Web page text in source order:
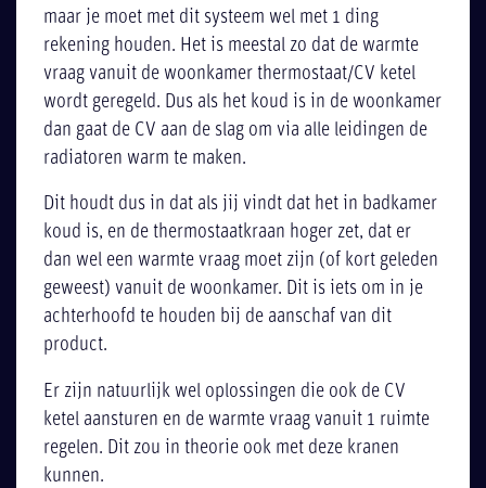
maar je moet met dit systeem wel met 1 ding
rekening houden. Het is meestal zo dat de warmte
vraag vanuit de woonkamer thermostaat/CV ketel
wordt geregeld. Dus als het koud is in de woonkamer
dan gaat de CV aan de slag om via alle leidingen de
radiatoren warm te maken.
Dit houdt dus in dat als jij vindt dat het in badkamer
koud is, en de thermostaatkraan hoger zet, dat er
dan wel een warmte vraag moet zijn (of kort geleden
geweest) vanuit de woonkamer. Dit is iets om in je
achterhoofd te houden bij de aanschaf van dit
product.
Er zijn natuurlijk wel oplossingen die ook de CV
ketel aansturen en de warmte vraag vanuit 1 ruimte
regelen. Dit zou in theorie ook met deze kranen
kunnen.